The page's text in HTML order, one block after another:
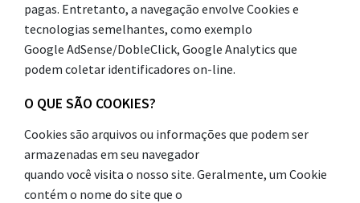
pagas. Entretanto, a navegação envolve Cookies e
tecnologias semelhantes, como exemplo
Google AdSense/DobleClick, Google Analytics que
podem coletar identificadores on-line.
O QUE SÃO COOKIES?
Cookies são arquivos ou informações que podem ser
armazenadas em seu navegador
quando você visita o nosso site. Geralmente, um Cookie
contém o nome do site que o